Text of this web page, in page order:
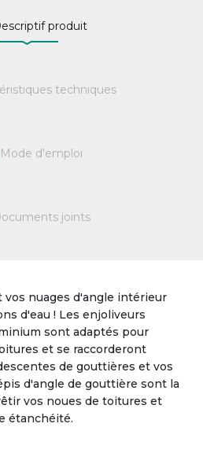
produit
techniques
Mode d'emploi
joints
nuages d'angle intérieur
d'eau ! Les enjoliveurs
sont adaptés pour
de gouttières et vos
d'angle de gouttière sont la
vos noues de toitures et
étanchéité.